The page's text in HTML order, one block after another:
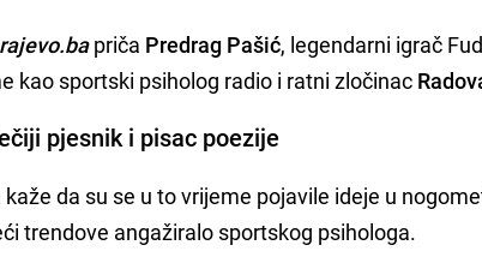
priča Predrag Pašić, legendarni igrač
kao sportski psiholog radio i ratni zločinac
pjesnik i pisac poezije
kaže da su se u to vrijeme pojavile ideje u
trendove angažiralo sportskog psihologa.